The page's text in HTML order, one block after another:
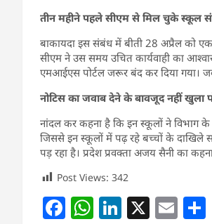
तीन महीने पहले सीएम से मिल चुके स्कूल
बाकायदा इस संबंध में बीती 28 अप्रैल को एक
सीएम ने उस समय उचित कार्यवाही का
एमआईएस पोर्टल जरूर बंद कर दिया गया।
नोटिस का जवाब देने के बावजूद नहीं खुला
नांदल कर कहना है कि इन स्कूलों ने विभाग
जिससे इन स्कूलों में पढ़ रहे बच्चों के दाखिले
पड़ रहा है। प्रदेश प्रवक्ता अजय सैनी का
Post Views: 342
F W Li X E